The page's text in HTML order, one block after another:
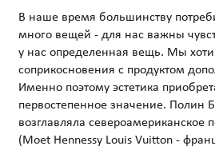
В наше время большинству
много вещей - для нас важны
у нас определенная вещь. Мы
соприкосновения с продуктом
Именно поэтому эстетика
первостепенное значение. Полин
возглавляла североамериканское
(Moet Hennessy Louis Vuitton -